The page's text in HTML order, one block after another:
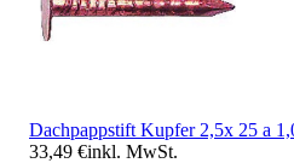
Dachpappstift Kupfer 2,5x 25 a
33,49 €inkl. MwSt.